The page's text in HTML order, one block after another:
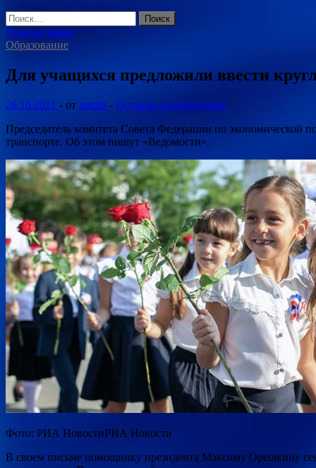
Найти:
Главное меню
Образование
Для учащихся предложили ввести
26.10.2021 - от admin - Оставьте комментарий
Председатель комитета Совета Федерации по экономической
транспорте. Об этом пишут «Ведомости».
Фото: РИА НовостиРИА Новости
В своем письме помощнику президента Максиму Орешкину